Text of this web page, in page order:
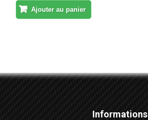
Ajouter au panier
Informations